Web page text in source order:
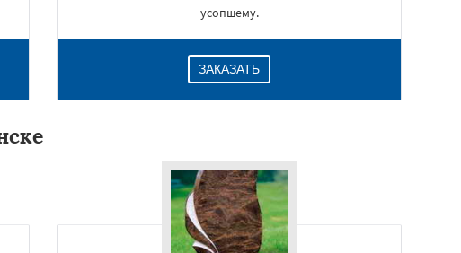
усопшему.
ЗАКАЗАТЬ